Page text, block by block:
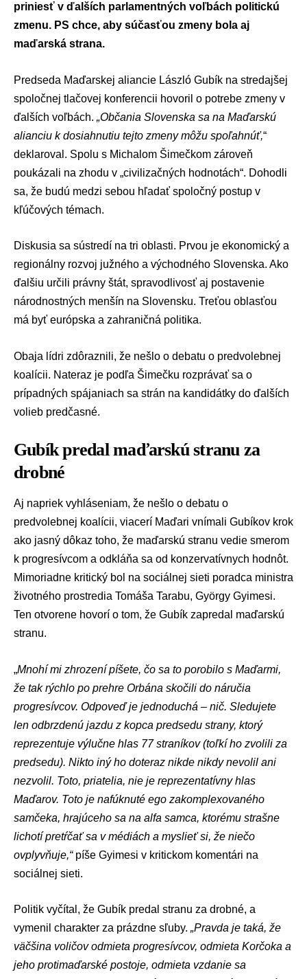
priniesť v ďalších parlamentných voľbách politickú
zmenu. PS chce, aby súčasťou zmeny bola aj
maďarská strana.
Predseda Maďarskej aliancie László Gubík na stredajšej
spoločnej tlačovej konferencii hovoril o potrebe zmeny v
ďalších voľbách. „Občania Slovenska sa na Maďarskú
alianciu k dosiahnutiu tejto zmeny môžu spoľahnúť,“
deklaroval. Spolu s Michalom Šimečkom zároveň
poukázali na zhodu v „civilizačných hodnotách“. Dohodli
sa, že budú medzi sebou hľadať spoločný postup v
kľúčových témach.
Diskusia sa sústredí na tri oblasti. Prvou je ekonomický a
regionálny rozvoj južného a východného Slovenska. Ako
ďalšiu určili právny štát, spravodlivosť aj postavenie
národnostných menšín na Slovensku. Treťou oblasťou
má byť európska a zahraničná politika.
Obaja lídri zdôraznili, že nešlo o debatu o predvolebnej
koalícii. Nateraz je podľa Šimečku rozprávať sa o
prípadných spájaniach sa strán na kandidátky do ďalších
volieb predčasné.
Gubík predal maďarskú stranu za
drobné
Aj napriek vyhláseniam, že nešlo o debatu o
predvolebnej koalícii, viacerí Maďari vnímali Gubíkov krok
ako jasný dôkaz toho, že maďarskú stranu vedie smerom
k progresívcom a odkláňa sa od konzervatívnych hodnôt.
Mimoriadne kritický bol na sociálnej sieti poradca ministra
životného prostredia Tomáša Tarabu, György Gyimesi.
Ten otvorene hovorí o tom, že Gubík zapredal maďarskú
stranu.
„Mnohí mi zhrození píšete, čo sa to porobilo s Maďarmi,
že tak rýchlo po prehre Orbána skočili do náručia
progresívcov. Odpoveď je jednoduchá – nič. Sledujete
len odbrzdenú jazdu z kopca predsedu strany, ktorý
reprezentuje výlučne hlas 77 straníkov (toľkí ho zvolili za
predsedu). Nikto iný ho doteraz nikde nikdy nevolil ani
nezvolil. Toto, priatelia, nie je reprezentatívny hlas
Maďarov. Toto je nafúknuté ego zakomplexovaného
samčeka, hrajúceho sa na alfa samca, ktorému strašne
lichotí pretŕčať sa v médiách a myslieť si, že niečo
ovplyvňuje,“píše Gyimesi v kritickom komentári na
sociálnej sieti.
Politik vyčítal, že Gubík predal stranu za drobné, a
vymenil charakter za prázdne sľuby. „Pravda je taká, že
väčšina voličov odmieta progresívcov, odmieta Korčoka a
jeho protimaďarské postoje, odmieta vzdanie sa